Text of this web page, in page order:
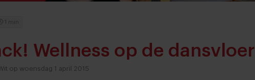
1 min
Wellness op de dansvloer
op woensdag 1 april 2015